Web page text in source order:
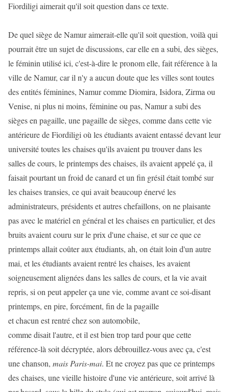
Fiordiligi aimerait qu'il soit question dans ce texte.
De quel siège de Namur aimerait-elle qu'il soit question, voilà qui
pourrait être un sujet de discussions, car elle en a subi, des sièges,
le féminin utilisé ici, c'est-à-dire le pronom elle, fait référence à la
ville de Namur, car il n'y a aucun doute que les villes sont toutes
des entités féminines, Namur comme Diomira, Isidora, Zirma ou
Venise, ni plus ni moins, féminine ou pas, Namur a subi des
sièges en pagaille, une pagaille de sièges, comme dans cette vie
antérieure de Fiordiligi où les étudiants avaient entassé devant leur
université toutes les chaises qu'ils avaient pu trouver dans les
salles de cours, le printemps des chaises, ils avaient appelé ça, il
faisait pourtant un froid de canard et un fin grésil était tombé sur
les chaises transies, ce qui avait beaucoup énervé les
administrateurs, présidents et autres chefaillons, on ne plaisante
pas avec le matériel en général et les chaises en particulier, et des
bruits avaient couru sur le prix d'une chaise, et sur ce que ce
printemps allait coûter aux étudiants, ah, on était loin d'un autre
mai, et les étudiants avaient rentré les chaises, les avaient
soigneusement alignées dans les salles de cours, et la vie avait
repris, si on peut appeler ça une vie, comme avant ce soi-disant
printemps, en pire, forcément, fin de la pagaille
et chacun est rentré chez son automobile,
comme disait l'autre, et il est bien trop tard pour que cette
référence-là soit décryptée, alors débrouillez-vous avec ça, c'est
une chanson, mais Paris-mai. Et ne croyez pas que ce printemps
des chaises, une vieille histoire d'une vie antérieure, soit arrivé là